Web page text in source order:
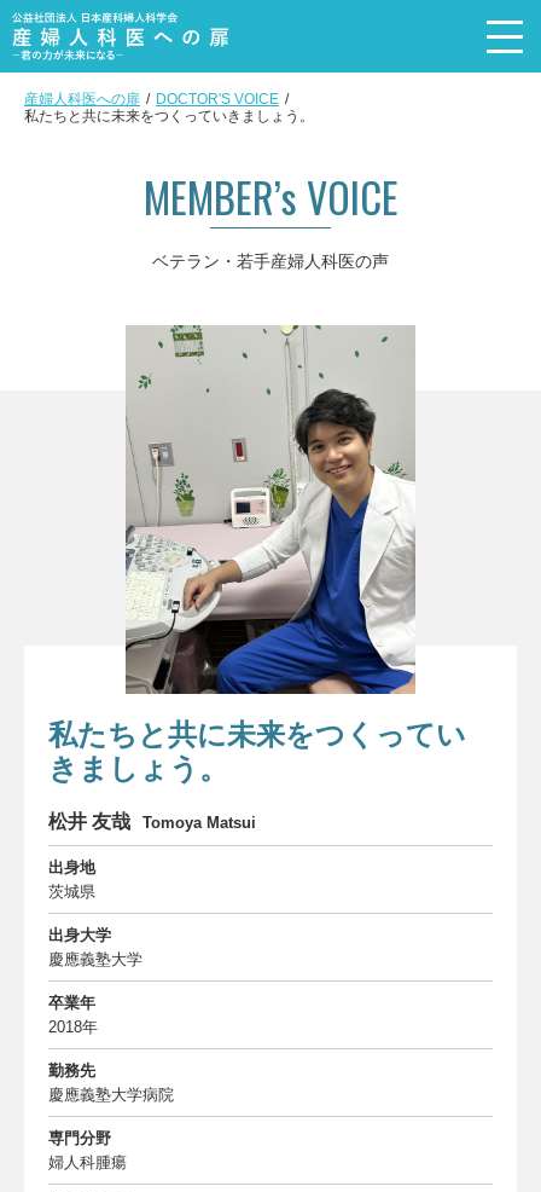
トップページ
メッセージ
産婦人科を選ぶ理由
産婦人科医の4職種+α
活動内容
産婦人科医の声
Doctor’s voice
産婦人科医の実態
委員会について
お知らせ
お問い合わせ
Contact
ダウンロード
THANKS
THANKS
サイトマップ
Site map
産婦人科医への扉
DOCTOR'S VOICE
私たちと共に未来をつくっていきましょう。
MEMBER’s VOICE
ベテラン・若手産婦人科医の声
私たちと共に未来をつくってい
きましょう。
松井 友哉 Tomoya Matsui
出身地
茨城県
出身大学
慶應義塾大学
卒業年
2018年
勤務先
慶應義塾大学病院
専門分野
婦人科腫瘍